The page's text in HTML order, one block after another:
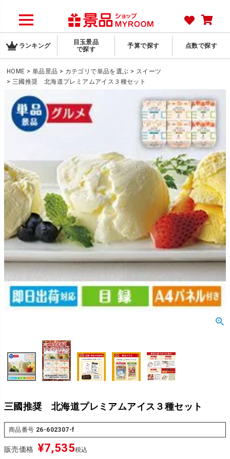
ランキング
目玉景品
で探す
予算で探す 点数で探す
HOME 単品景品 カテゴリで単品を選ぶ
スイーツ
三國推奨 北海道プレミアムアイス３種セット
三國推奨 北海道プレミアムアイス３種セット
商品番号 26-602307-f
販売価格 ¥7,535税込